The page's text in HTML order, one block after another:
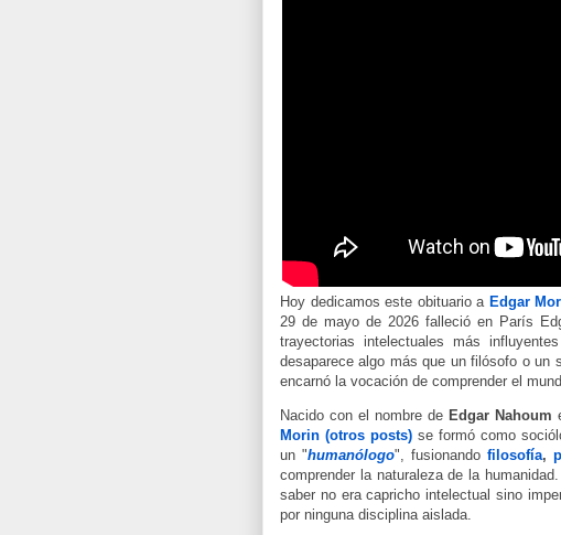
Hoy dedicamos este obituario a Edgar
29 de mayo de 2026 falleció en París
trayectorias intelectuales más
desaparece algo más que un filósofo o un
encarnó la vocación de comprender el
Nacido con el nombre de Edgar Nahoum
Morin (otros posts)se formó como
un "humanólogo", fusionandofilosofía,
comprender la naturaleza de la
saber no era capricho intelectual sino
por ninguna disciplina aislada.